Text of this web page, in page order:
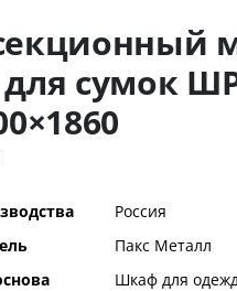
сумок
Россия
Пакс Металл
Шкаф для